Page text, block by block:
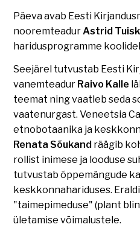
Päeva avab Eesti
nooremteadurAstrid
haridusprogramme
Seejärel tutvustab Eesti
vanemteadur Raivo Kalle
teemat ning vaatleb seda
vaatenurgast. Veneetsia
etnobotaanika ja
Renata Sõukand räägib
rollist inimese ja looduse
tutvustab õppemängude
keskkonnahariduses.
"taimepimeduse" (plant
ületamise võimalustele.